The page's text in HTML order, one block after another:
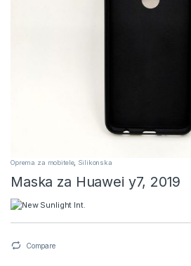
Oprema za mobitele, Silikonska
Maska za Huawei y7, 2019
Compare